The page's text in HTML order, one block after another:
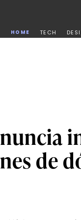
diseño
HOME TECH
de